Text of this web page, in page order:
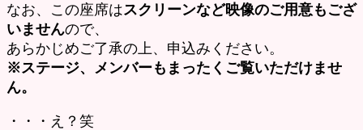
なお、この座席はスクリーンなど映像のご用意もござ
いませんので、
あらかじめご了承の上、申込みください。
※ステージ、メンバーもまったくご覧いただけませ
ん。
・・・え？笑